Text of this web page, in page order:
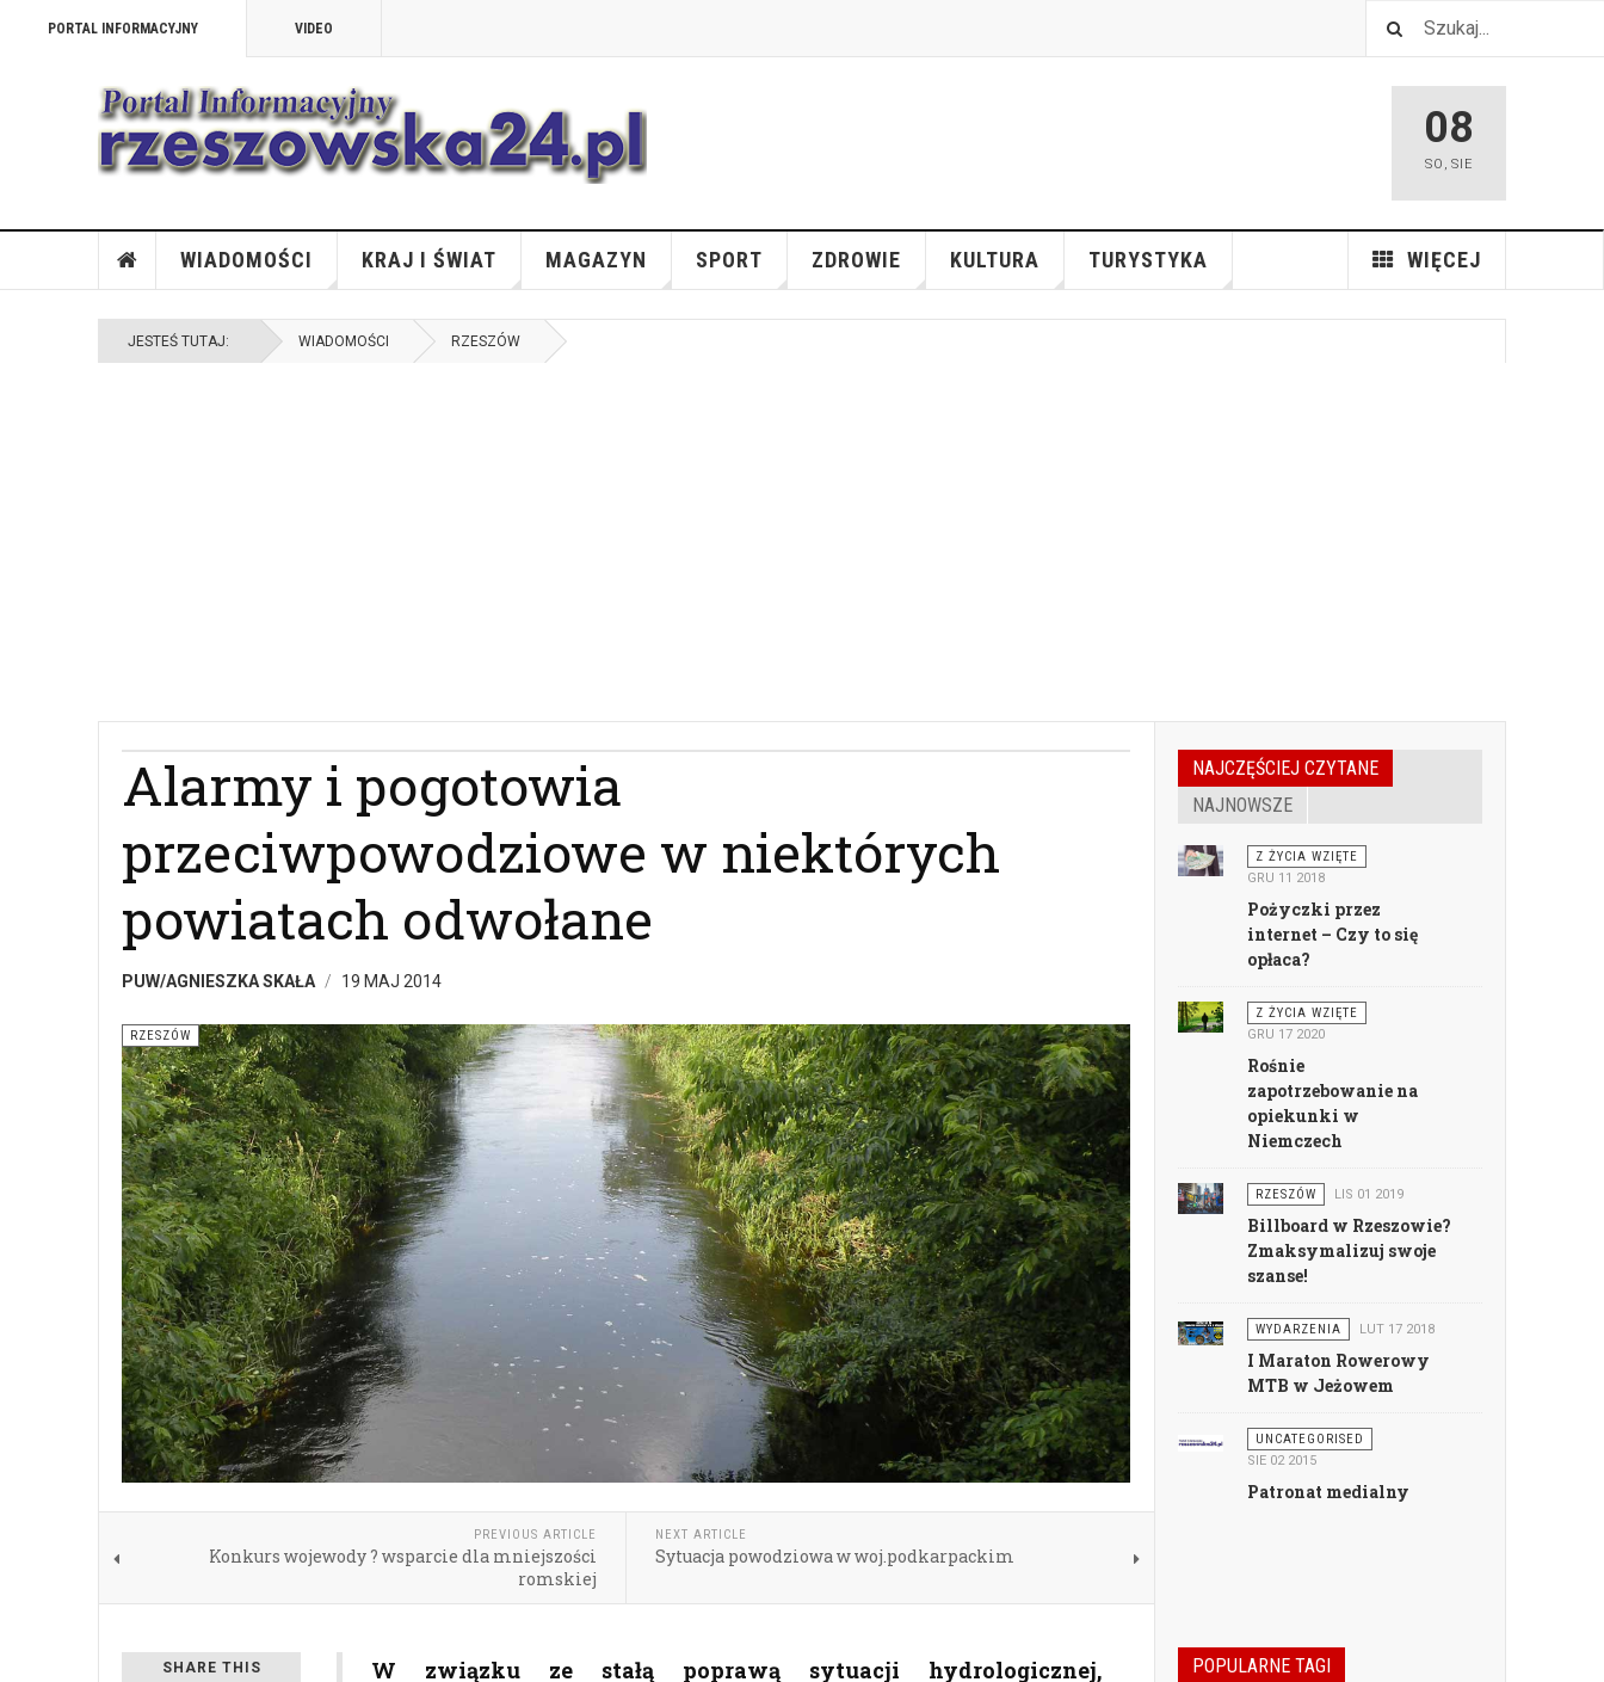
PORTAL INFORMACYJNY VIDEO
08
SO , SIE
WIADOMOŚCI KRAJ I ŚWIAT MAGAZYN SPORT ZDROWIE KULTURA TURYSTYKA WIĘCEJ
JESTEŚ TUTAJ: WIADOMOŚCI RZESZÓW
Alarmy i pogotowia
przeciwpowodziowe w niektórych
powiatach odwołane
PUW/AGNIESZKA SKAŁA 19 MAJ 2014
RZESZÓW
PREVIOUS ARTICLE
Konkurs wojewody ? wsparcie dla mniejszości
romskiej
NEXT ARTICLE
Sytuacja powodziowa w woj.podkarpackim
SHARE THIS
W związku ze stałą poprawą sytuacji hydrologicznej,
NAJCZĘŚCIEJ CZYTANE
NAJNOWSZE
Z ŻYCIA WZIĘTE
GRU 11 2018
Pożyczki przez
internet – Czy to się
opłaca?
Z ŻYCIA WZIĘTE
GRU 17 2020
Rośnie
zapotrzebowanie na
opiekunki w
Niemczech
RZESZÓW LIS 01 2019
Billboard w Rzeszowie?
Zmaksymalizuj swoje
szanse!
WYDARZENIA LUT 17 2018
I Maraton Rowerowy
MTB w Jeżowem
UNCATEGORISED
SIE 02 2015
Patronat medialny
POPULARNE TAGI